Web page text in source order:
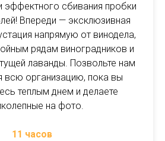
эффектного сбивания пробки
Впереди — эксклюзивная
напрямую от винодела,
рядам виноградников и
лаванды. Позвольте нам
всю организацию, пока вы
теплым днем и делаете
на фото.
11 часов